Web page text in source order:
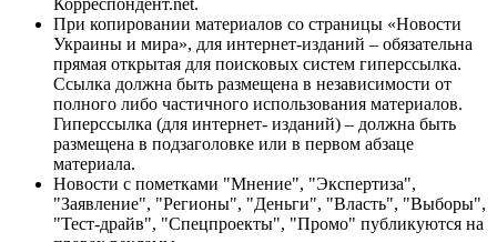
При копировании материалов со страницы «Новости
Украины и мира», для интернет-изданий – обязательна
прямая открытая для поисковых систем гиперссылка.
Ссылка должна быть размещена в независимости от
полного либо частичного использования материалов.
Гиперссылка (для интернет- изданий) – должна быть
размещена в подзаголовке или в первом абзаце
материала.
Новости с пометками "Мнение", "Экспертиза",
"Заявление", "Регионы", "Деньги", "Власть", "Выборы",
"Тест-драйв", "Спецпроекты", "Промо" публикуются на